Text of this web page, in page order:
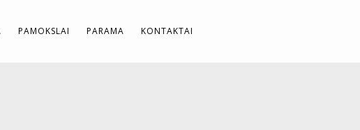
PAMOKSLAI PARAMA KONTAKTAI